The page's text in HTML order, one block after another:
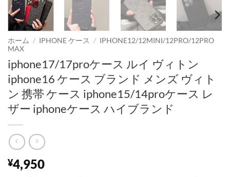
ホーム / IPHONE ケース / IPHONE12/12MINI/12PRO/12PRO
MAX
iphone17/17proケース ルイ ヴィトン
iphone16 ケース ブランド メンズ ヴィト
ン 携帯 ケース iphone15/14proケース レ
ザー iphoneケース ハイブランド
¥4,950